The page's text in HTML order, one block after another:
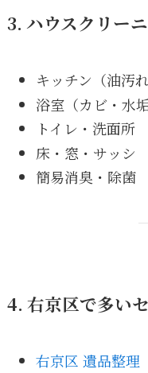
3. ハウスクリー
キッチン（油汚
浴室（カビ・水垢
トイレ・洗面所
床・窓・サッシ
簡易消臭・除菌
4. 右京区で多い
右京区 遺品整理